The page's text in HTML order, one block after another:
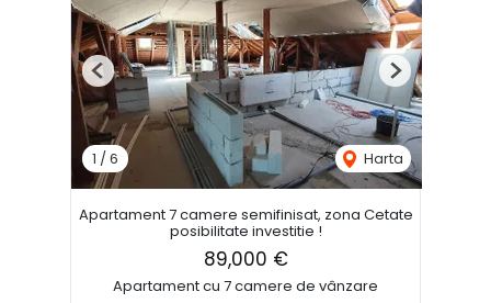
1 /6 Harta
Previous Next
Apartament 7 camere semifinisat, zona Cetate
posibilitate investitie !
89,000 €
Apartament cu 7 camere de vânzare